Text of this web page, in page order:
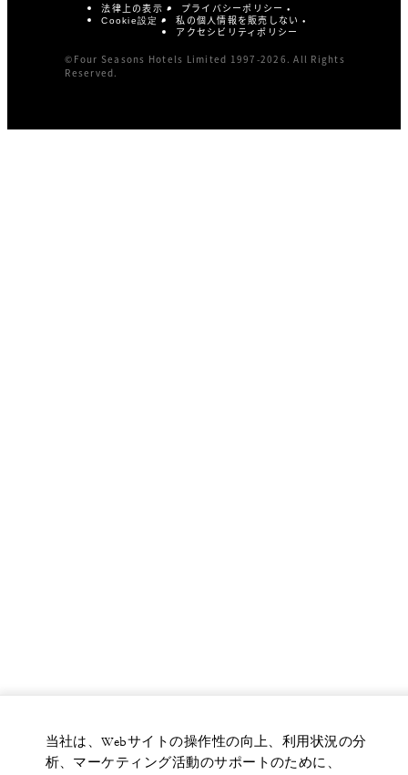
法律上の表示 プライバシーポリシー
Cookie設定
私の個人情報を販売しない
アクセシビリティポリシー
©Four Seasons Hotels Limited 1997-2026. All Rights
Reserved.
当社は、Webサイトの操作性の向上、利用状況の分
析、マーケティング活動のサポートのために、